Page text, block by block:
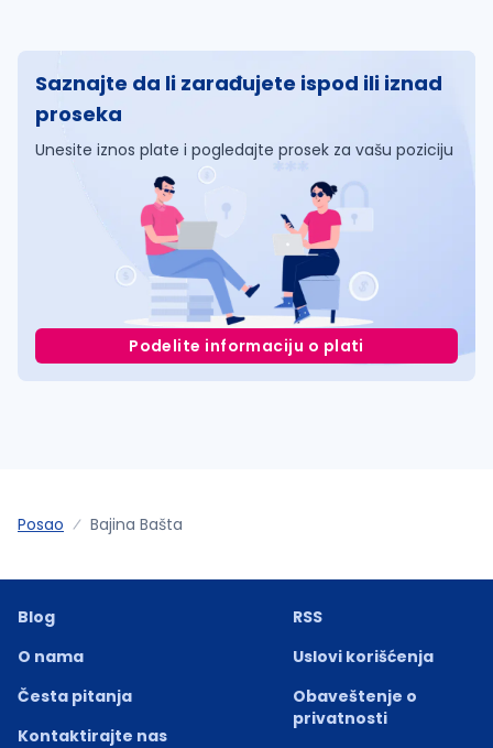
Saznajte da li zarađujete ispod ili iznad
proseka
Unesite iznos plate i pogledajte prosek za vašu poziciju
Podelite informaciju o plati
Posao Bajina Bašta
Blog
O nama
Česta pitanja
Kontaktirajte nas
RSS
Uslovi korišćenja
Obaveštenje o
privatnosti